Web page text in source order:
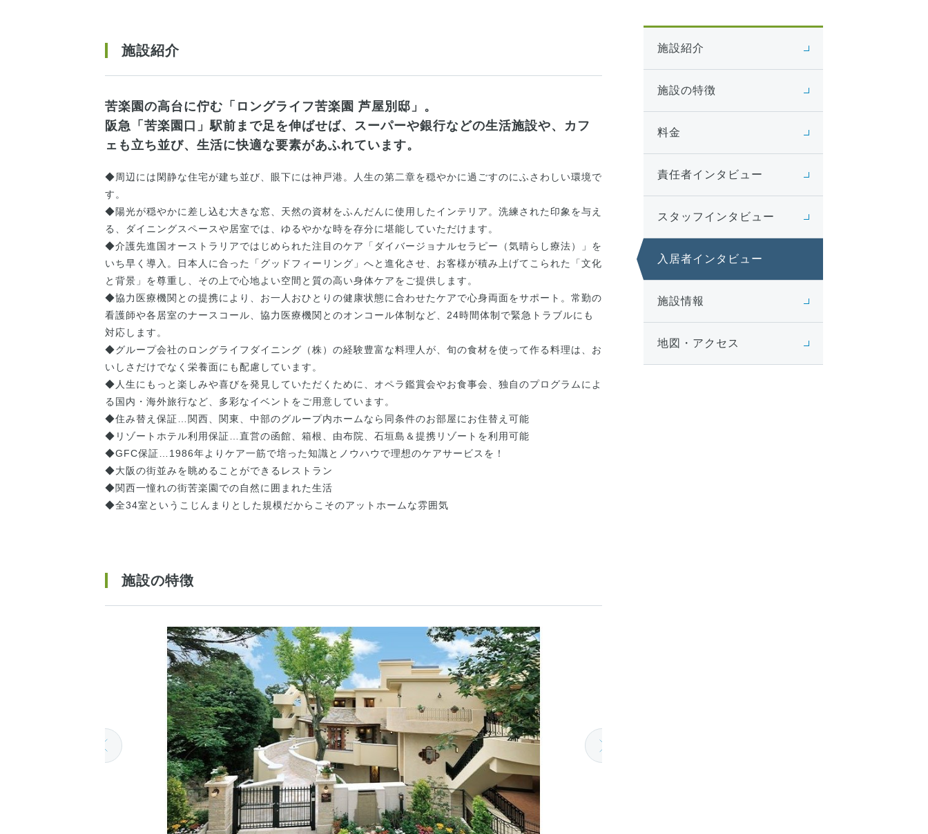
施設紹介
苦楽園の高台に佇む「ロングライフ苦楽園 芦屋別邸」。
阪急「苦楽園口」駅前まで足を伸ばせば、スーパーや銀行などの生活施設や、カフ
ェも立ち並び、生活に快適な要素があふれています。
◆周辺には閑静な住宅が建ち並び、眼下には神戸港。人生の第二章を穏やかに過ごすのにふさわしい環境で
す。
◆陽光が穏やかに差し込む大きな窓、天然の資材をふんだんに使用したインテリア。洗練された印象を与え
る、ダイニングスペースや居室では、ゆるやかな時を存分に堪能していただけます。
◆介護先進国オーストラリアではじめられた注目のケア「ダイバージョナルセラピー（気晴らし療法）」を
いち早く導入。日本人に合った「グッドフィーリング」へと進化させ、お客様が積み上げてこられた「文化
と背景」を尊重し、その上で心地よい空間と質の高い身体ケアをご提供します。
◆協力医療機関との提携により、お一人おひとりの健康状態に合わせたケアで心身両面をサポート。常勤の
看護師や各居室のナースコール、協力医療機関とのオンコール体制など、24時間体制で緊急トラブルにも
対応します。
◆グループ会社のロングライフダイニング（株）の経験豊富な料理人が、旬の食材を使って作る料理は、お
いしさだけでなく栄養面にも配慮しています。
◆人生にもっと楽しみや喜びを発見していただくために、オペラ鑑賞会やお食事会、独自のプログラムによ
る国内・海外旅行など、多彩なイベントをご用意しています。
◆住み替え保証…関西、関東、中部のグループ内ホームなら同条件のお部屋にお住替え可能
◆リゾートホテル利用保証…直営の函館、箱根、由布院、石垣島＆提携リゾートを利用可能
◆GFC保証…1986年よりケア一筋で培った知識とノウハウで理想のケアサービスを！
◆大阪の街並みを眺めることができるレストラン
◆関西一憧れの街苦楽園での自然に囲まれた生活
◆全34室というこじんまりとした規模だからこそのアットホームな雰囲気
施設の特徴
施設紹介
施設の特徴
料金
責任者インタビュー
スタッフインタビュー
入居者インタビュー
施設情報
地図・アクセス